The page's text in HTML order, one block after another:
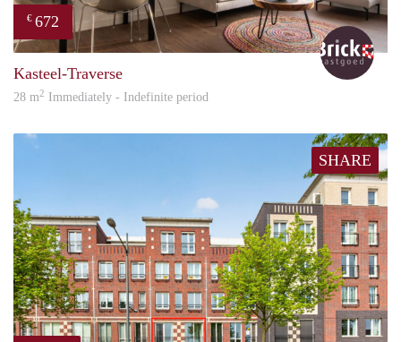
€ 672
Brick
Kasteel-Traverse
28 m2 Immediately - Indefinite period
SHARE